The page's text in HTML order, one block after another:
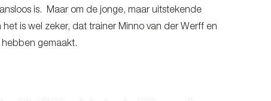
is. Maar om de jonge, maar uitstekende
is wel zeker, dat trainer Minno van der Werff en
hebben gemaakt.